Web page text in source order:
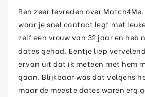
Ben zeer tevreden over
waar je snel contact legt met
zelf een vrouw van 32 jaar en heb
dates gehad. Eentje liep
ervan uit dat ik meteen met hem
gaan. Blijkbaar was dat volgens
maar de meeste dates waren erg